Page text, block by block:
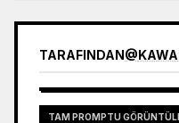
TARAFINDAN@
TAM PROMPTU